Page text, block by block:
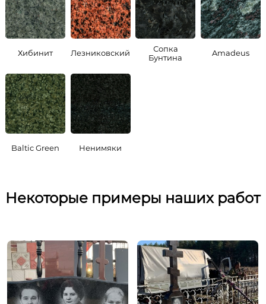
Хибинит Лезниковский
Сопка
Бунтина
Amadeus
Baltic Green Ненимяки
Некоторые примеры наших работ